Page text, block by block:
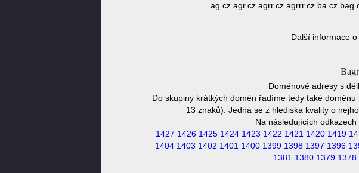
ag.cz agr.cz agrr.cz agrrr.cz ba.cz
Další informace
Doménové adresy s
Do skupiny krátkých domén řadíme tedy také
13 znaků). Jedná se z hlediska kvality o
Na následujících
1427 1426 1425 1424 1423 1422 1421 1420 1419
1404 1403 1402 1401 1400 1399 1398 1397 1396
1381 1380 1379 1378